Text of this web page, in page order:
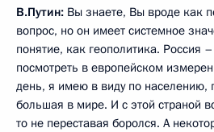
В.Путин: Вы знаете, Вы вроде как
вопрос, но он имеет системное
понятие, как геополитика. Россия
посмотреть в европейском
день, я имею в виду по населению,
большая в мире. И с этой страной
то не переставая боролся. А